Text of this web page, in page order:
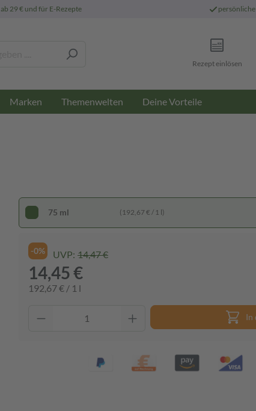
ab 29 € und für E-Rezepte persönliche
Rezept einlösen
Marken Themenwelten Deine Vorteile
75 ml (192,67 € / 1 l)
-0% UVP: 14,47 €
14,45 €
192,67 € / 1 l
In